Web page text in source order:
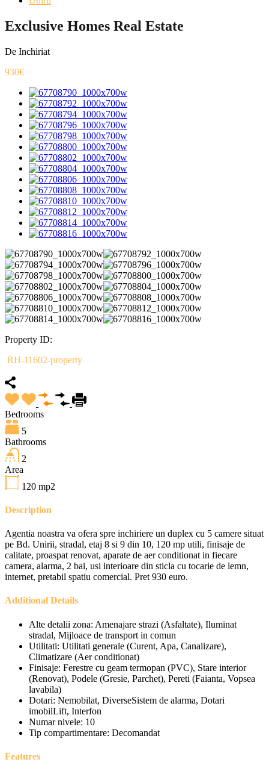
Exclusive Homes Real Estate
De Inchiriat
930€
Property ID:
RH-11602-property
Bedrooms
5
Bathrooms
2
Area
120 mp2
Description
Agentia noastra va ofera spre inchiriere un duplex cu 5 camere situat
pe Bd. Unirii, stradal, etaj 8 si 9 din 10, 120 mp utili, finisaje de
calitate, proaspat renovat, aparate de aer conditionat in fiecare
camera, alarma, 2 bai, usi interioare din sticla cu tocarie de lemn,
internet, pretabil spatiu comercial. Pret 930 euro.
Additional Details
Alte detalii zona: Amenajare strazi (Asfaltate), Iluminat
stradal, Mijloace de transport in comun
Utilitati: Utilitati generale (Curent, Apa, Canalizare),
Climatizare (Aer conditionat)
Finisaje: Ferestre cu geam termopan (PVC), Stare interior
(Renovat), Podele (Gresie, Parchet), Pereti (Faianta, Vopsea
lavabila)
Dotari: Nemobilat, DiverseSistem de alarma, Dotari
imobilLift, Interfon
Numar nivele: 10
Tip compartimentare: Decomandat
Features